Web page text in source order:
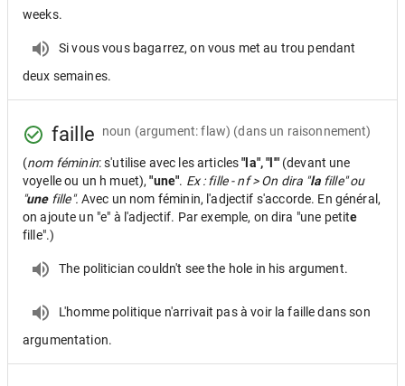
weeks.
Si vous vous bagarrez, on vous met au trou pendant
deux semaines.
faille noun (argument: flaw) (dans un raisonnement)
(nom féminin: s'utilise avec les articles"la", "l'" (devant une
voyelle ou un h muet),"une". Ex : fille - nf > On dira "lafille" ou
"unefille". Avec un nom féminin, l'adjectif s'accorde. En général,
on ajoute un "e" à l'adjectif. Par exemple, on dira "une petite
fille".)
The politician couldn't see the hole in his argument.
L'homme politique n'arrivait pas à voir la faille dans son
argumentation.